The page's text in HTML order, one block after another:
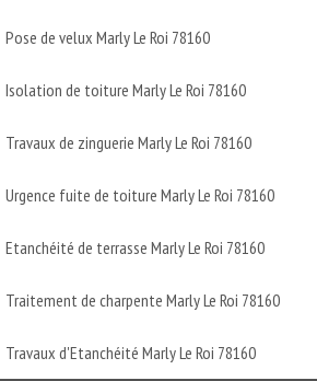
Pose de velux Marly Le Roi 78160
Isolation de toiture Marly Le Roi 78160
Travaux de zinguerie Marly Le Roi 78160
Urgence fuite de toiture Marly Le Roi 78160
Etanchéité de terrasse Marly Le Roi 78160
Traitement de charpente Marly Le Roi 78160
Travaux d'Etanchéité Marly Le Roi 78160